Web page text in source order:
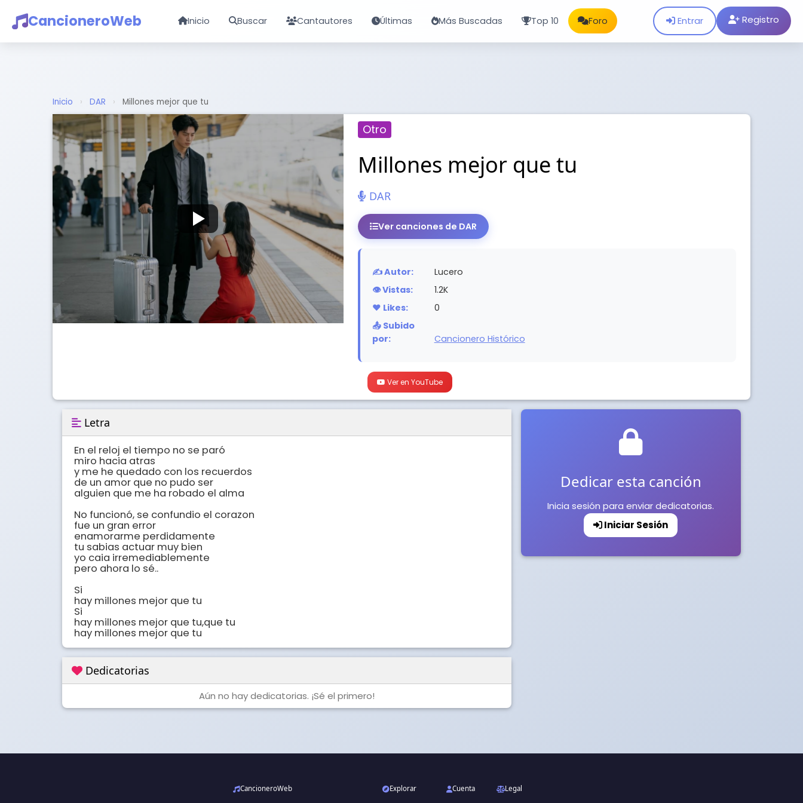
CancioneroWeb Inicio Buscar Cantautores Últimas Más Buscadas Top 10 Foro Entrar Registro
Inicio › DAR › Millones mejor que tu
Otro
Millones mejor que tu
DAR
Ver canciones de DAR
✍️ Autor:
Lucero
👁️ Vistas:
1.2K
❤️ Likes:
0
📤 Subido
por:
Cancionero Histórico
Ver en YouTube
Letra
En el reloj el tiempo no se paró
miro hacia atras
y me he quedado con los recuerdos
de un amor que no pudo ser
alguien que me ha robado el alma
No funcionó, se confundio el corazon
fue un gran error
enamorarme perdidamente
tu sabias actuar muy bien
yo caia irremediablemente
pero ahora lo sé..
Si
hay millones mejor que tu
Si
hay millones mejor que tu,que tu
hay millones mejor que tu
Dedicatorias
Aún no hay dedicatorias. ¡Sé el primero!
Dedicar esta canción
Inicia sesión para enviar dedicatorias.
Iniciar Sesión
CancioneroWeb Explorar Cuenta Legal